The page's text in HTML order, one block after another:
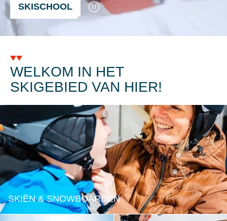
SKISCHOOL
WELKOM IN HET
SKIGEBIED VAN HIER!
SKIËN & SNOWBOARDEN